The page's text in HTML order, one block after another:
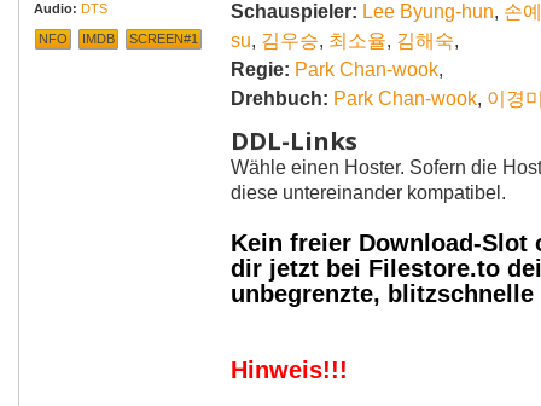
Audio: DTS
NFO IMDB SCREEN#1
Schauspieler: Lee Byung-hun, 손
su, 김우승, 최소율, 김해숙,
Regie: Park Chan-wook,
Drehbuch: Park Chan-wook, 이경
DDL-Links
Wähle einen Hoster. Sofern die
diese untereinander kompatibel.
Kein freier Download-Slot
dir jetzt bei Filestore.to
unbegrenzte,
Hinweis!!!